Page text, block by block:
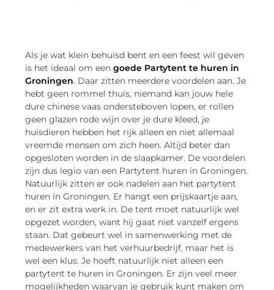
Als je wat klein behuisd bent en een feest wil geven
is het ideaal om een goede Partytent te huren in
Groningen. Daar zitten meerdere voordelen aan. Je
hebt geen rommel thuis, niemand kan jouw hele
dure chinese vaas ondersteboven lopen, er rollen
geen glazen rode wijn over je dure kleed, je
huisdieren hebben het rijk alleen en niet allemaal
vreemde mensen om zich heen. Altijd beter dan
opgesloten worden in de slaapkamer. De voordelen
zijn dus legio van een Partytent huren in Groningen.
Natuurlijk zitten er ook nadelen aan het partytent
huren in Groningen. Er hangt een prijskaartje aan,
en er zit extra werk in. De tent moet natuurlijk wel
opgezet worden, want hij gaat niet vanzelf ergens
staan. Dat gebeurt wel in samenwerking met de
medewerkers van het verhuurbedrijf, maar het is
wel een klus. Je hoeft natuurlijk niet alleen een
partytent te huren in Groningen. Er zijn veel meer
mogelijkheden waarvan je gebruik kunt maken om